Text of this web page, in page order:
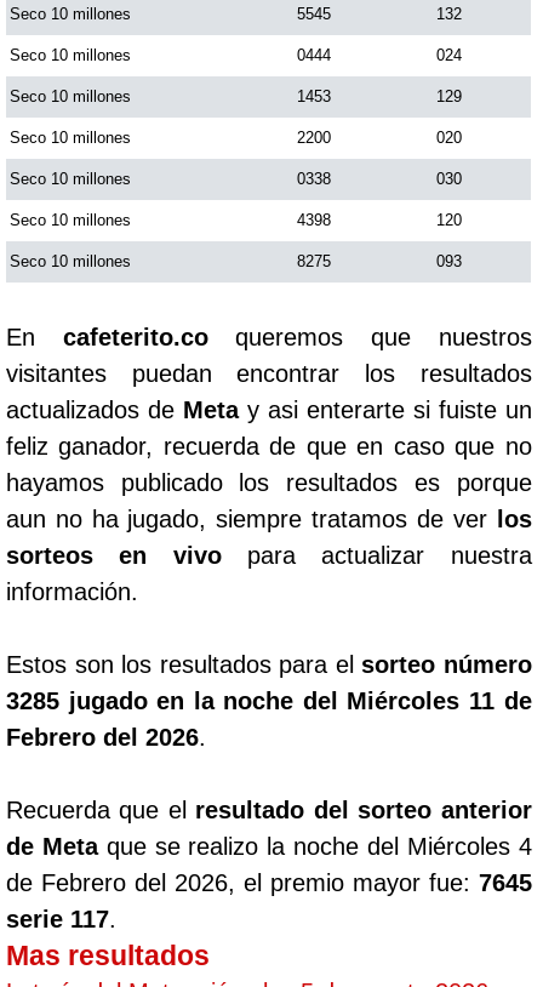
Seco 10 millones 5545 132
Seco 10 millones 0444 024
Seco 10 millones 1453 129
Seco 10 millones 2200 020
Seco 10 millones 0338 030
Seco 10 millones 4398 120
Seco 10 millones 8275 093
En cafeterito.coqueremos que nuestros
visitantes puedan encontrar los resultados
actualizados de Metay asi enterarte si fuiste un
feliz ganador, recuerda de que en caso que no
hayamos publicado los resultados es porque
aun no ha jugado, siempre tratamos de ver
los
sorteos en vivopara actualizar nuestra
información.
Estos son los resultados para elsorteo número
3285 jugado en la noche del Miércoles 11 de
Febrero del 2026.
Recuerda que el resultado del sorteo anterior
de Metaque se realizo la noche del Miércoles 4
de Febrero del 2026, el premio mayor fue: 7645
serie 117.
Mas resultados